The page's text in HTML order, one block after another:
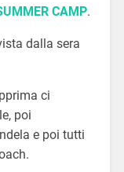
CAMP.
dalla sera
ci
poi
e poi tutti